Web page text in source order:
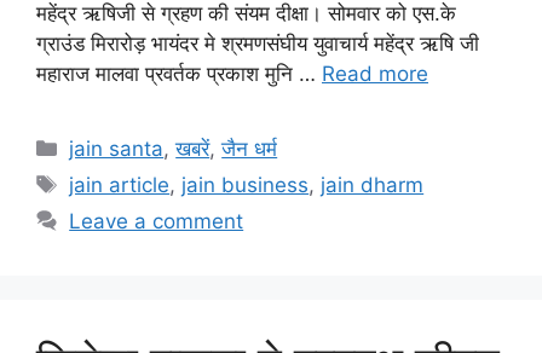
महेंद्र ऋषिजी से ग्रहण की संयम दीक्षा। सोमवार को एस.के
ग्राउंड मिरारोड़ भायंदर मे श्रमणसंघीय युवाचार्य महेंद्र ऋषि जी
महाराज मालवा प्रवर्तक प्रकाश मुनि … Read more
Categories
jain santa,खबरें,जैन धर्म
Tags
jain article, jain business, jain dharm
Leave a comment